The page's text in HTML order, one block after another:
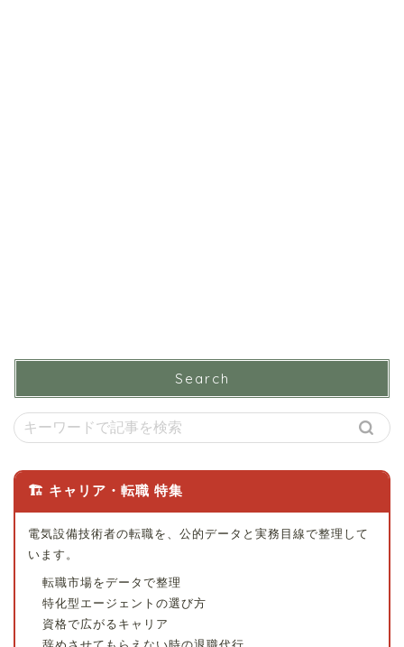
Search
🏗 キャリア・転職 特集
電気設備技術者の転職を、公的データと実務目線で整理して
います。
転職市場をデータで整理
特化型エージェントの選び方
資格で広がるキャリア